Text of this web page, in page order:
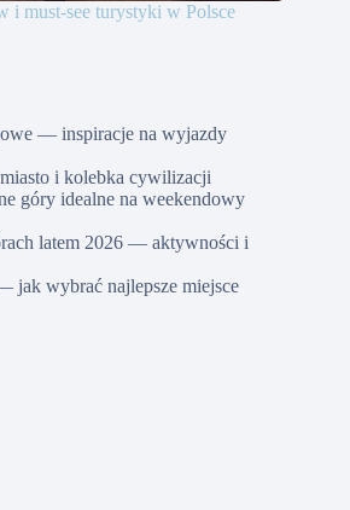
must-see turystyki w Polsce
— inspiracje na wyjazdy
i kolebka cywilizacji
góry idealne na weekendowy
latem 2026 — aktywności i
jak wybrać najlepsze miejsce